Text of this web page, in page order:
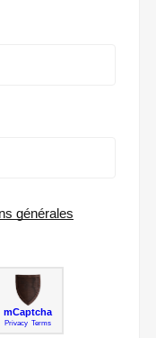
générales